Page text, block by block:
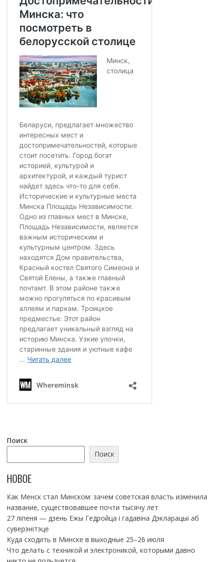
Поиск
Поиск
НОВОЕ
Как Менск стал Минском: зачем советская власть изменила
название, существовавшее почти тысячу лет
27 ліпеня — дзень Ежы Гедройца і гадавіна Дэкларацыі аб
суверэнітэце
Куда сходить в Минске в выходные 25–26 июля
Что делать с техникой и электроникой, которыми давно